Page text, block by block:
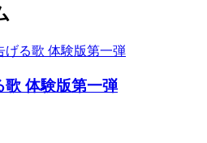
歌 体験版第一弾